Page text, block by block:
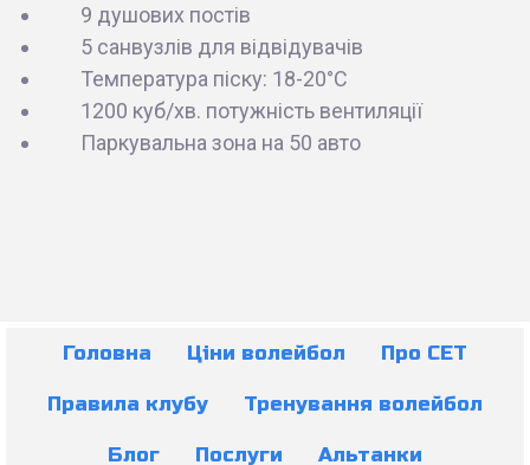
9 душових постів
5 санвузлів для відвідувачів
Температура піску: 18-20°C
1200 куб/хв. потужність вентиляції
Паркувальна зона на 50 авто
Головна Ціни волейбол Про СЕТ
Правила клубу Тренування волейбол
Блог Послуги Альтанки